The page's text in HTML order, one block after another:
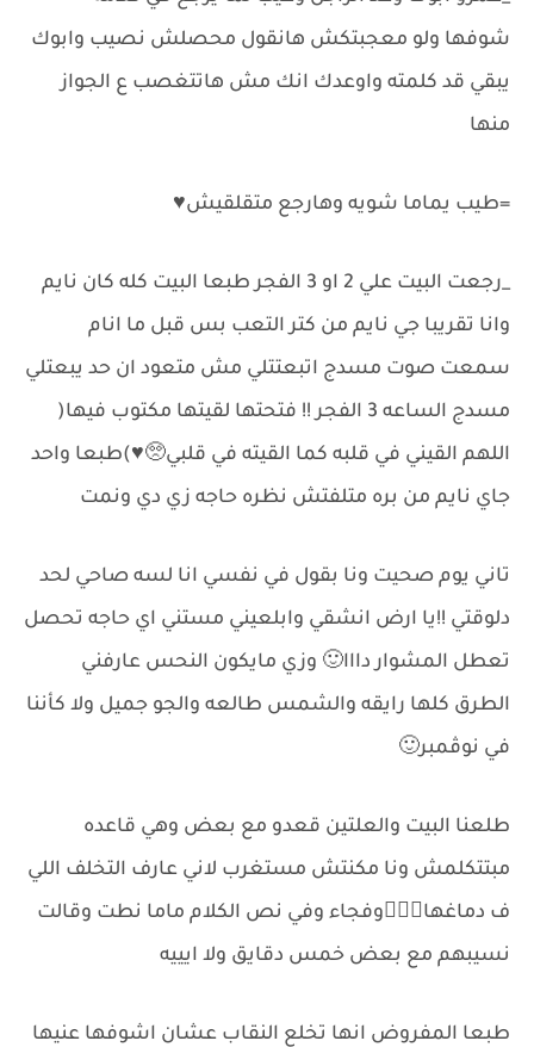
شوفها ولو معجبتكش هانقول محصلش نصيب وابوك
يبقي قد كلمته واوعدك انك مش هاتتغصب ع الجواز
منها
=طيب يماما شويه وهارجع متقلقيش♥️
_رجعت البيت علي 2 او 3 الفجر طبعا البيت كله كان نايم
وانا تقريبا جي نايم من كتر التعب بس قبل ما انام
سمعت صوت مسدج اتبعتتلي مش متعود ان حد يبعتلي
مسدج الساعه 3 الفجر !! فتحتها لقيتها مكتوب فيها(
اللهم القيني في قلبه كما القيته في قلبي🥺♥️)طبعا واحد
جاي نايم من بره متلفتش نظره حاجه زي دي ونمت
تاني يوم صحيت ونا بقول في نفسي انا لسه صاحي لحد
دلوقتي !!يا ارض انشقي وابلعيني مستني اي حاجه تحصل
تعطل المشوار دااا🙂 وزي مايكون النحس عارفني
الطرق كلها رايقه والشمس طالعه والجو جميل ولا كأننا
في نوڤمبر🙂
طلعنا البيت والعلتين قعدو مع بعض وهي قاعده
مبتتكلمش ونا مكنتش مستغرب لاني عارف التخلف اللي
ف دماغها🤷🏻‍♀️وفجاء وفي نص الكلام ماما نطت وقالت
نسيبهم مع بعض خمس دقايق ولا ايييه
طبعا المفروض انها تخلع النقاب عشان اشوفها عنيها